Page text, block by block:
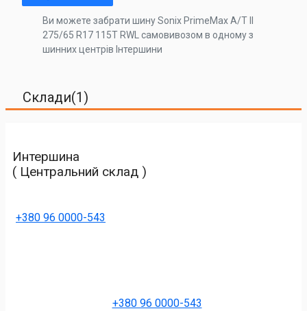
Ви можете забрати шину Sonix PrimeMax A/T II
275/65 R17 115T RWL самовивозом в одному з
шинних центрів Інтершини
Склади(1)
Интершина
( Центральний склад )
+380 96 0000-543
+380 96 0000-543